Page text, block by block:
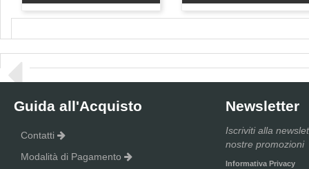
Guida all'Acquisto
Contatti
Modalità di Pagamento
Newsletter
Iscriviti alla
nostre promozioni
Informativa Privacy